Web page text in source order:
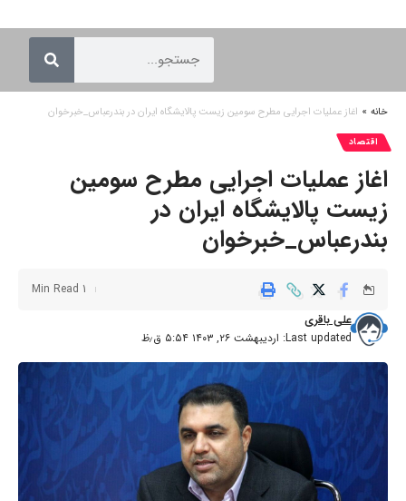
خانه » اغاز عملیات اجرایی مطرح سومین زیست پالایشگاه ایران در بندرعباس_خبرخوان
اقتصاد
اغاز عملیات اجرایی مطرح سومین
زیست پالایشگاه ایران در
بندرعباس_خبرخوان
Last updated: اردیبهشت ۲۶, ۱۴۰۳ ۵:۵۴ ق٫ظ
علی باقری
1 Min Read